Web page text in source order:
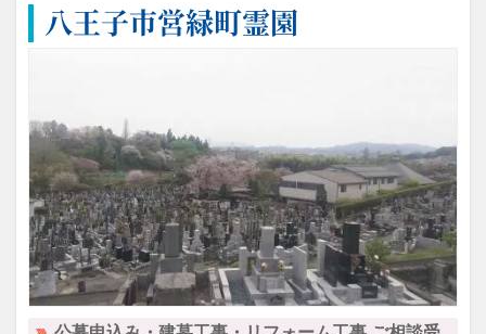
八王子市営緑町霊園